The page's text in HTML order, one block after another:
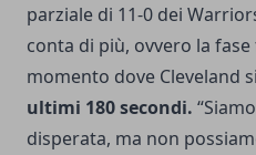
parziale di 11-0 dei
conta di più, ovvero la
momento dove Cleveland
ultimi 180 secondi.
disperata, ma non